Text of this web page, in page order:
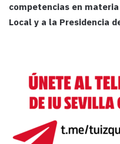
competencias en
Local y a la Presidencia